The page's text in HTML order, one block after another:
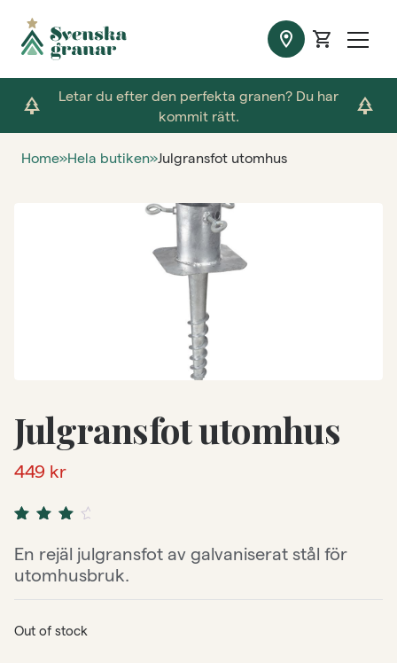
location_on shopping_cart
park
Letar du efter den perfekta granen? Du har
kommit rätt.
park
Home»Hela butiken»Julgransfot utomhus
Julgransfot utomhus
449 kr
4.33 out
of 5
based
En rejäl julgransfot av galvaniserat stål för
utomhusbruk.
Out of stock